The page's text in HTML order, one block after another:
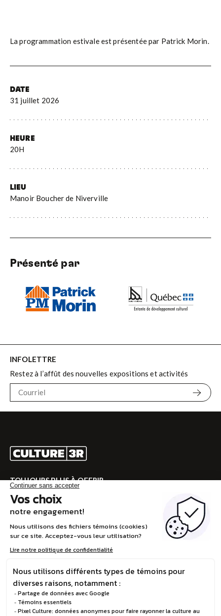
La programmation estivale est présentée par Patrick Morin.
DATE
31 juillet 2026
HEURE
20H
LIEU
Manoir Boucher de Niverville
Présenté par
INFOLETTRE
Restez à l’affût des nouvelles expositions et activités
TOUJOURS PLUS À OFFRIR
Rendez-vous sur CULTURE 3R pour la programmation
complète!
VISITEZ CULTURE 3R
© Boréalis, 2026
Politique de confidentialité